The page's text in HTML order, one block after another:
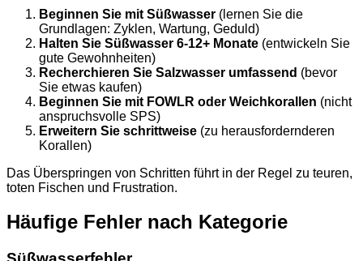
Beginnen Sie mit Süßwasser (lernen Sie die
Grundlagen: Zyklen, Wartung, Geduld)
Halten Sie Süßwasser 6-12+ Monate (entwickeln Sie
gute Gewohnheiten)
Recherchieren Sie Salzwasser umfassend (bevor
Sie etwas kaufen)
Beginnen Sie mit FOWLR oder Weichkorallen (nicht
anspruchsvolle SPS)
Erweitern Sie schrittweise (zu herausfordernderen
Korallen)
Das Überspringen von Schritten führt in der Regel zu teuren,
toten Fischen und Frustration.
Häufige Fehler nach Kategorie